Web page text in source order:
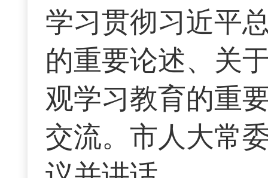
学习贯彻习近平
的重要论述、关
观学习教育的重
交流。市人大常